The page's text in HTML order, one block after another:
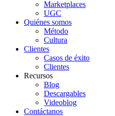
Marketplaces
UGC
Quiénes somos
Método
Cultura
Clientes
Casos de éxito
Clientes
Recursos
Blog
Descargables
Videoblog
Contáctanos